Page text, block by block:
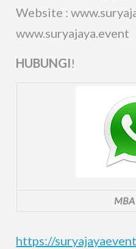
Website :
www.suryajaya.event
HUBUNGI!
https://